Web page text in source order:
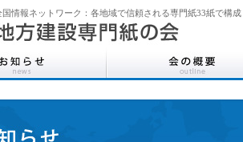
国情報ネットワーク：各地域で信頼される専門紙33紙で構成